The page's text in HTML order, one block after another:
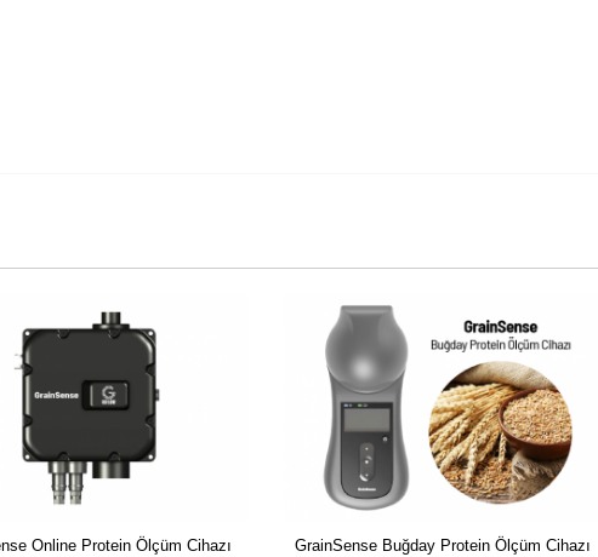
Online Protein Ölçüm Cihazı GrainSense Buğday Protein Ölçüm Cihazı